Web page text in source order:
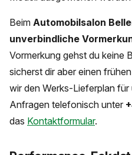
Beim Automobilsalon
unverbindliche
Vormerkung gehst du keine
sicherst dir aber einen
wir den Werks-Lieferplan für
Anfragen telefonisch unter
das Kontaktformular.